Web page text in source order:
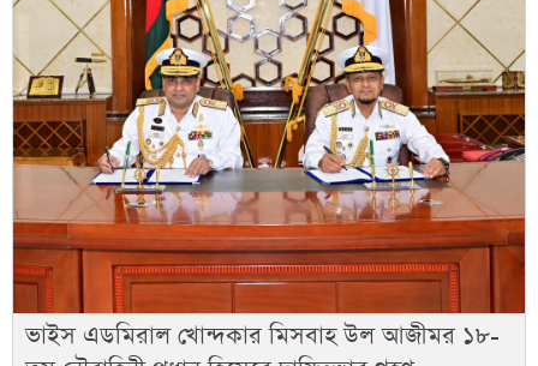
ভাইস এডমিরাল খোন্দকার মিসবাহ উল আজীমর ১৮-